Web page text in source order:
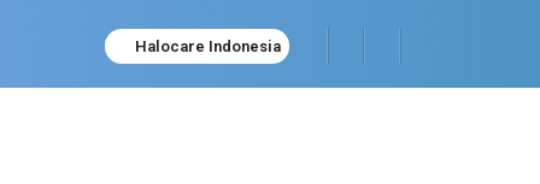
Halocare Indonesia